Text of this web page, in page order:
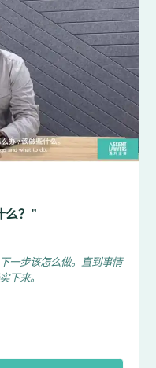
么？”
一步该怎么做。直到事情
下来。